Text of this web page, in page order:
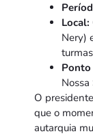
Local:
Nery)
Ponto
O
que o
autarquia